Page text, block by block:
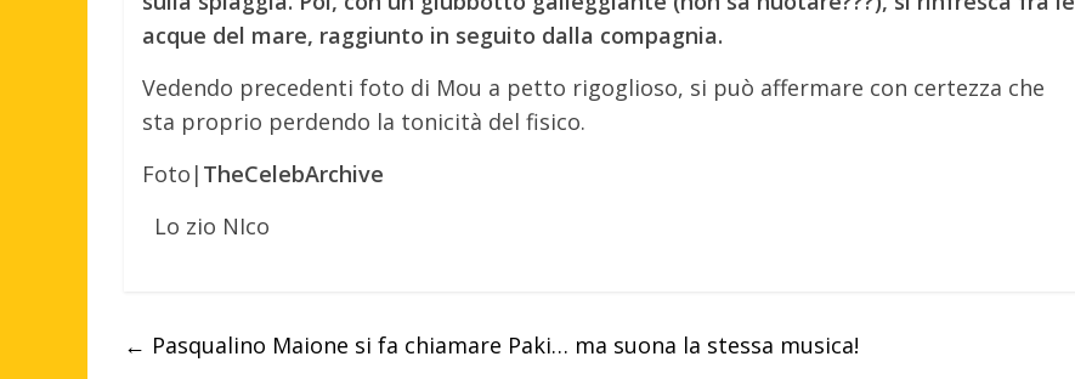
acque del mare, raggiunto in seguito dalla compagnia.
Vedendo precedenti foto di Mou a petto rigoglioso, si può affermare con certezza che
sta proprio perdendo la tonicità del fisico.
Foto| TheCelebArchive
Lo zio NIco
← Pasqualino Maione si fa chiamare Paki… ma suona la stessa musica!